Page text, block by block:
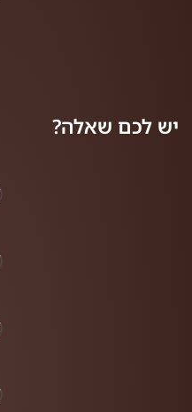
יש לכם שאלה?